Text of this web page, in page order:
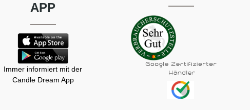
APP
Immer informiert mit der
Candle Dream App